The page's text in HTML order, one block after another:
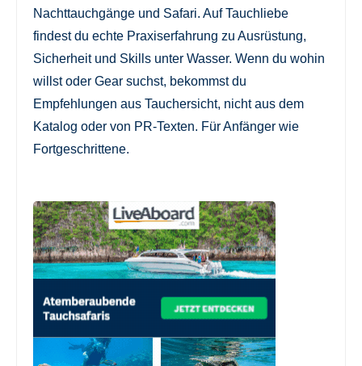
Nachttauchgänge und Safari. Auf Tauchliebe
findest du echte Praxiserfahrung zu Ausrüstung,
Sicherheit und Skills unter Wasser. Wenn du wohin
willst oder Gear suchst, bekommst du
Empfehlungen aus Tauchersicht, nicht aus dem
Katalog oder von PR-Texten. Für Anfänger wie
Fortgeschrittene.